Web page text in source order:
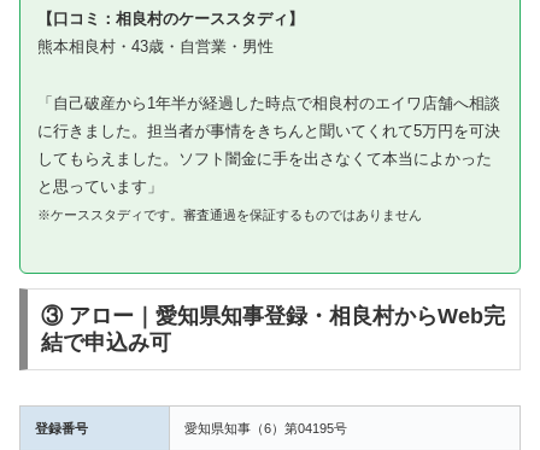
【口コミ：相良村のケーススタディ】
熊本相良村・43歳・自営業・男性
「自己破産から1年半が経過した時点で相良村のエイワ店舗へ相談
に行きました。担当者が事情をきちんと聞いてくれて5万円を可決
してもらえました。ソフト闇金に手を出さなくて本当によかった
と思っています」
※ケーススタディです。審査通過を保証するものではありません
③ アロー｜愛知県知事登録・相良村からWeb完
結で申込み可
登録番号 愛知県知事（6）第04195号